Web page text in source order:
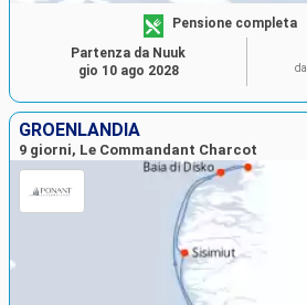
Pensione completa
da
Partenza da Nuuk
gio 10 ago 2028
GROENLANDIA
9 giorni, Le Commandant Charcot